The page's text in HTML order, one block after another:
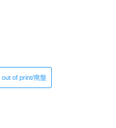
out of print/廃盤